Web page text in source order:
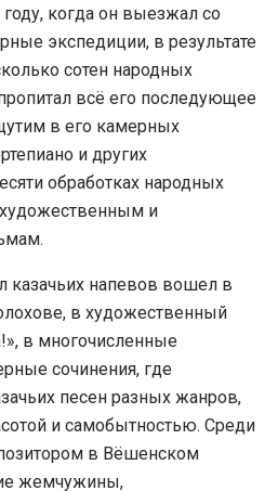
когда он выезжал со
экспедиции, в результате
сотен народных
всё его последующее
в его камерных
и других
обработках народных
и
казачьих напевов вошел в
в художественный
в многочисленные
сочинения, где
песен разных жанров,
и самобытностью. Среди
в Вёшенском
жемчужины,